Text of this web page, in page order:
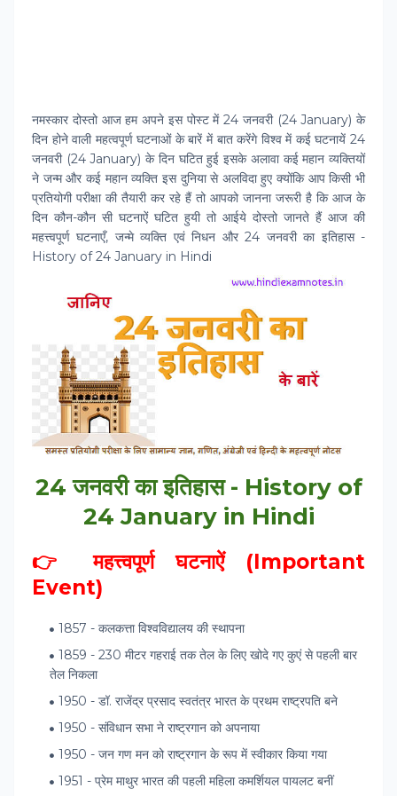
नमस्‍कार दोस्‍तो आज हम अपने इस पोस्‍ट में 24 जनवरी (24 January) के
दिन होने वाली महत्‍वपूर्ण घटनाओं के बारें में बात करेंगे विश्‍व में कई घटनायें 24
जनवरी (24 January) के दिन घटित हुई इसके अलावा कई महान व्‍यक्तियों
ने जन्‍म और कई महान व्‍यक्ति इस दुनिया से अलविदा हुए क्‍योंकि आप किसी भी
प्रतियोगी परीक्षा की तैयारी कर रहे हैं तो आपको जानना जरूरी है कि आज के
दिन कौन-कौन सी घटनाऐं घटित हुयी तो आईये दोस्‍तो जानते हैं आज की
महत्त्वपूर्ण घटनाएँ, जन्मे व्यक्ति एवं निधन और 24 जनवरी का इतिहास -
History of 24 January in Hindi
24 जनवरी का इतिहास - History of
24 January in Hindi
👉 महत्त्वपूर्ण घटनाऐं (Important
Event)
1857 - कलकत्ता विश्वविद्यालय की स्थापना
1859 - 230 मीटर गहराई तक तेल के लिए खोदे गए कुएं से पहली बार
तेल निकला
1950 - डॉ. राजेंद्र प्रसाद स्वतंत्र भारत के प्रथम राष्ट्रपति बने
1950 - संविधान सभा ने राष्ट्रगान को अपनाया
1950 - जन गण मन को राष्ट्रगान के रूप में स्वीकार किया गया
1951 - प्रेम माथुर भारत की पहली महिला कमर्शियल पायलट बनीं